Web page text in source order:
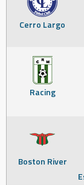
Cerro Largo
Racing
Boston River